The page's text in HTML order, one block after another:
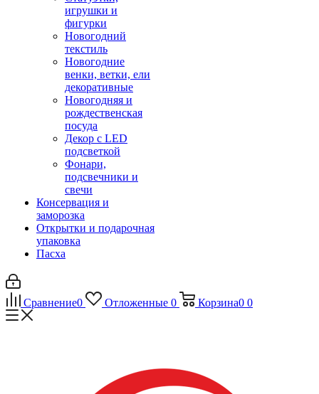
игрушки и
фигурки
Новогодний
текстиль
Новогодние
венки, ветки, ели
декоративные
Новогодняя и
рождественская
посуда
Декор с LED
подсветкой
Фонари,
подсвечники и
свечи
Консервация и
заморозка
Открытки и подарочная
упаковка
Пасха
Сравнение0 Отложенные 0 Корзина0 0